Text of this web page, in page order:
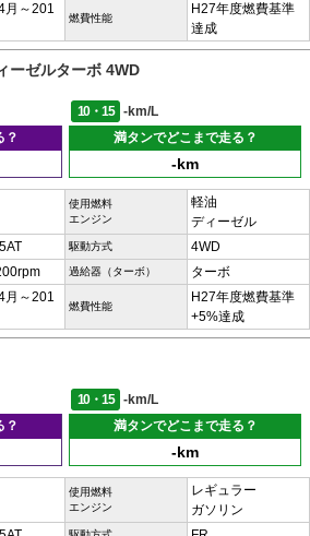
月～201
燃費性能
H27年度燃費基準
達成
ーゼルターボ 4WD
10・15
-km/L
？
満タンでどこまで走る？
-km
使用燃料
エンジン
軽油
ディーゼル
駆動方式 4WD
過給器（ターボ） ターボ
月～201
燃費性能
H27年度燃費基準
+5%達成
10・15
-km/L
？
満タンでどこまで走る？
-km
使用燃料
エンジン
レギュラー
ガソリン